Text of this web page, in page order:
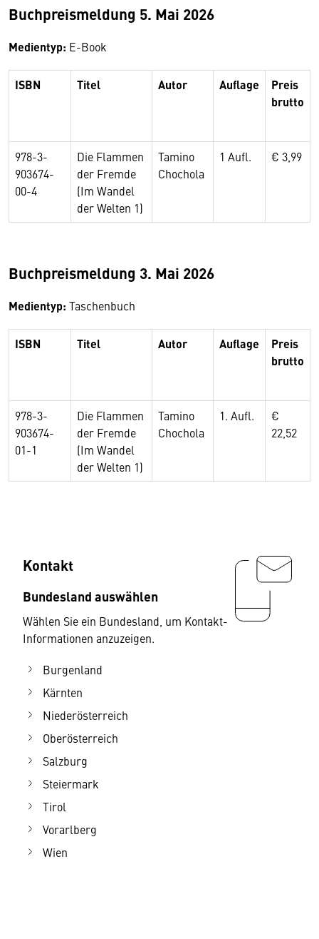
Buchpreismeldung 5. Mai 2026
Medientyp: E-Book
ISBN Titel Autor Auflage
Preis
brutto
978-3-
903674-
00-4
Die Flammen
der Fremde
(Im Wandel
der Welten 1)
Tamino
Chochola
1 Aufl. € 3,99
Buchpreismeldung 3. Mai 2026
Medientyp: Taschenbuch
ISBN Titel Autor Auflage
Preis
brutto
978-3-
903674-
01-1
Die Flammen
der Fremde
(Im Wandel
der Welten 1)
Tamino
Chochola
1. Aufl.
€
22,52
Kontakt
Bundesland auswählen
Wählen Sie ein Bundesland, um Kontakt-
Informationen anzuzeigen.
Burgenland
Kärnten
Niederösterreich
Oberösterreich
Salzburg
Steiermark
Tirol
Vorarlberg
Wien